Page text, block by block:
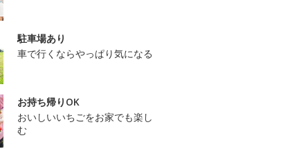
駐車場あり
車で行くならやっぱり気になる
お持ち帰りOK
おいしいいちごをお家でも楽し
む